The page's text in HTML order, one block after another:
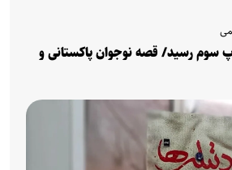
سوم رسید/ قصه نوجوان پاکستانی و